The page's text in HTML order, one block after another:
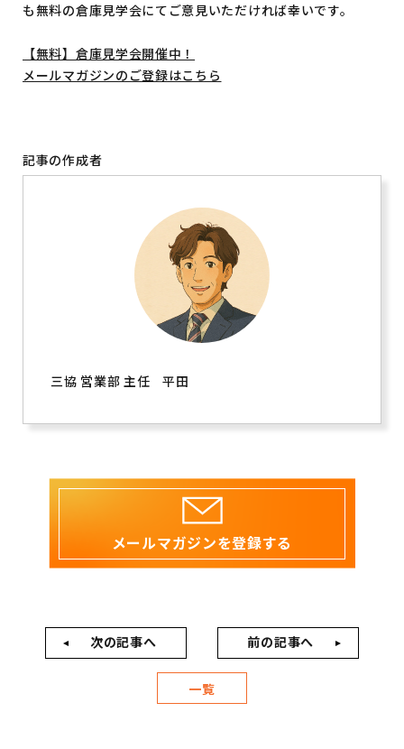
も無料の倉庫見学会にてご意見いただければ幸いです。
【無料】倉庫見学会開催中！
メールマガジンのご登録はこちら
記事の作成者
三協 営業部 主任 平田
メールマガジンを登録する
次の記事へ
一覧
前の記事へ